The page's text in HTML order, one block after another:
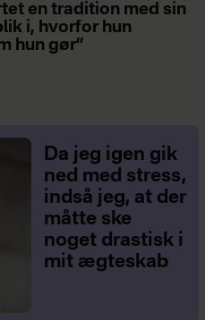
en tradition med sin
i, hvorfor hun
hun gør”
Da jeg igen gik
ned med stress,
indså jeg, at der
måtte ske
noget drastisk i
mit ægteskab